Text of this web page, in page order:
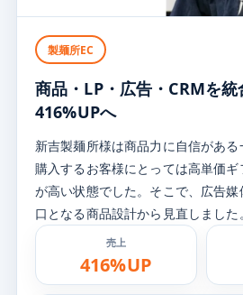
製麺所EC
商品・LP・広告・CRMを統
416%UPへ
新吉製麺所様は商品力に自信があ
購入するお客様にとっては高単価
が高い状態でした。そこで、広告媒
口となる商品設計から見直しました。
売上
416%UP